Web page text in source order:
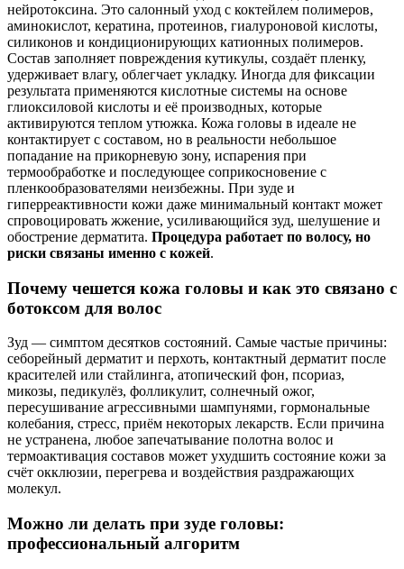
нейротоксина. Это салонный уход с коктейлем полимеров,
аминокислот, кератина, протеинов, гиалуроновой кислоты,
силиконов и кондиционирующих катионных полимеров.
Состав заполняет повреждения кутикулы, создаёт пленку,
удерживает влагу, облегчает укладку. Иногда для фиксации
результата применяются кислотные системы на основе
глиоксиловой кислоты и её производных, которые
активируются теплом утюжка. Кожа головы в идеале не
контактирует с составом, но в реальности небольшое
попадание на прикорневую зону, испарения при
термообработке и последующее соприкосновение с
пленкообразователями неизбежны. При зуде и
гиперреактивности кожи даже минимальный контакт может
спровоцировать жжение, усиливающийся зуд, шелушение и
обострение дерматита. Процедура работает по волосу, но
риски связаны именно с кожей.
Почему чешется кожа головы и как это связано с
ботоксом для волос
Зуд — симптом десятков состояний. Самые частые причины:
себорейный дерматит и перхоть, контактный дерматит после
красителей или стайлинга, атопический фон, псориаз,
микозы, педикулёз, фолликулит, солнечный ожог,
пересушивание агрессивными шампунями, гормональные
колебания, стресс, приём некоторых лекарств. Если причина
не устранена, любое запечатывание полотна волос и
термоактивация составов может ухудшить состояние кожи за
счёт окклюзии, перегрева и воздействия раздражающих
молекул.
Можно ли делать при зуде головы:
профессиональный алгоритм